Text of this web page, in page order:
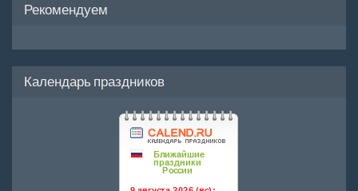
Рекомендуем
Календарь праздников